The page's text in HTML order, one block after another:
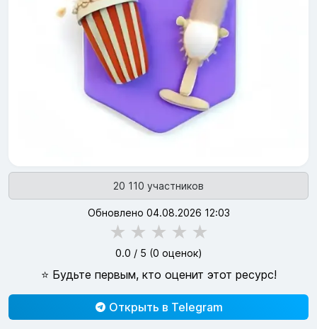
20 110 участников
Обновлено 04.08.2026 12:03
★ ★ ★ ★ ★
0.0 / 5 (0 оценок)
⭐ Будьте первым, кто оценит этот ресурс!
Открыть в Telegram